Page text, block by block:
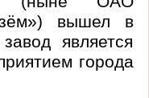
вышел в
является
города